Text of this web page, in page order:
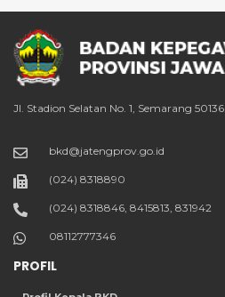
Jl. Stadion Selatan No. 1, Semarang 50136
bkd@jatengprov.go.id
(024) 8318890
(024) 8318846, 8415813, 831942
08112777346
PROFIL